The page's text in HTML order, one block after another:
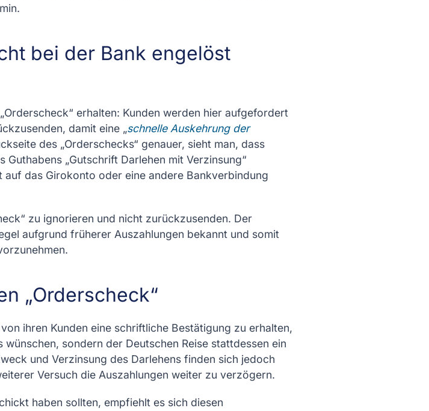
bei der Bank engelöst
erhalten: Kunden werden hier aufgefordert
damit eine „schnelle Auskehrung der
des „Orderschecks“ genauer, sieht man, dass
„Gutschrift Darlehen mit Verzinsung“
das Girokonto oder eine andere Bankverbindung
zu ignorieren und nicht zurückzusenden. Der
aufgrund früherer Auszahlungen bekannt und somit
„Orderscheck“
ihren Kunden eine schriftliche Bestätigung zu erhalten,
sondern der Deutschen Reise stattdessen ein
und Verzinsung des Darlehens finden sich jedoch
Versuch die Auszahlungen weiter zu verzögern.
haben sollten, empfiehlt es sich diesen